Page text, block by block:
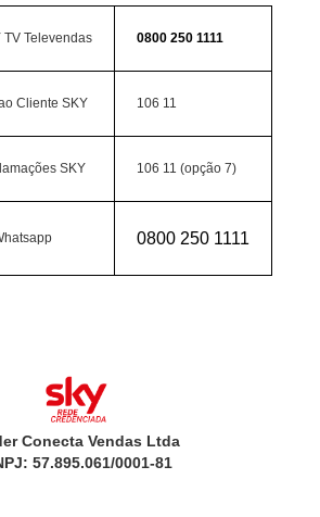
Televendas 0800 250 1111
Cliente SKY 106 11
SKY 106 11 (opção 7)
0800 250 1111
Conecta Vendas Ltda
57.895.061/0001-81